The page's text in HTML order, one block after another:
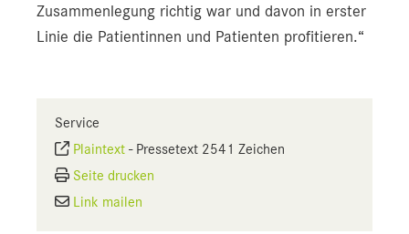
Zusammenlegung richtig war und davon in erster
Linie die Patientinnen und Patienten profitieren.“
Service
Plaintext - Pressetext 2541 Zeichen
Seite drucken
Link mailen